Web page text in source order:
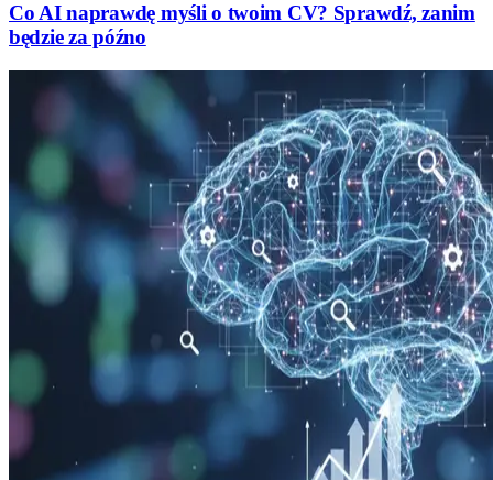
Co AI naprawdę myśli o twoim CV? Sprawdź, zanim
będzie za późno